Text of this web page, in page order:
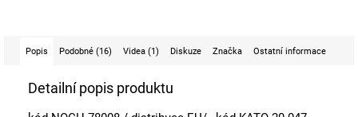
Popis Podobné (16) Videa (1) Diskuze Značka Ostatní informace
Detailní popis produktu